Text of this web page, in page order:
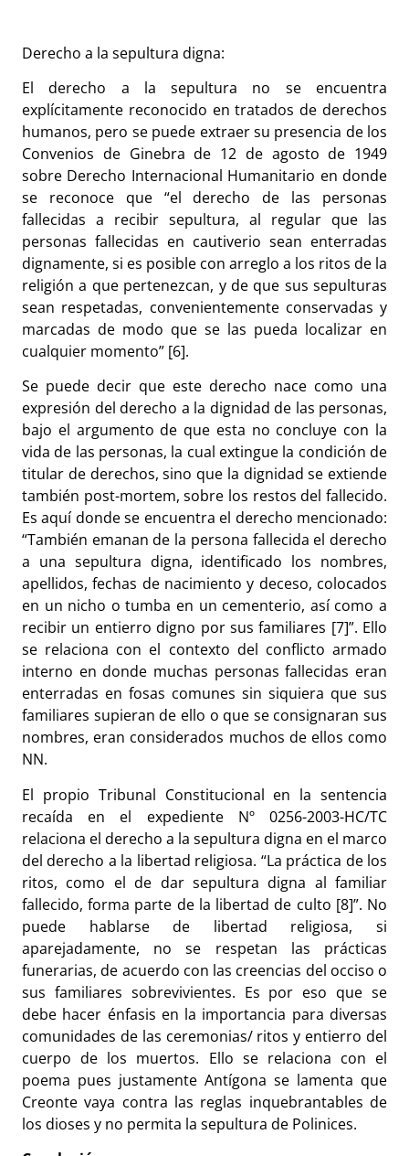
Derecho a la sepultura digna:
El derecho a la sepultura no se encuentra
explícitamente reconocido en tratados de derechos
humanos, pero se puede extraer su presencia de los
Convenios de Ginebra de 12 de agosto de 1949
sobre Derecho Internacional Humanitario en donde
se reconoce que “el derecho de las personas
fallecidas a recibir sepultura, al regular que las
personas fallecidas en cautiverio sean enterradas
dignamente, si es posible con arreglo a los ritos de la
religión a que pertenezcan, y de que sus sepulturas
sean respetadas, convenientemente conservadas y
marcadas de modo que se las pueda localizar en
cualquier momento” [6].
Se puede decir que este derecho nace como una
expresión del derecho a la dignidad de las personas,
bajo el argumento de que esta no concluye con la
vida de las personas, la cual extingue la condición de
titular de derechos, sino que la dignidad se extiende
también post-mortem, sobre los restos del fallecido.
Es aquí donde se encuentra el derecho mencionado:
“También emanan de la persona fallecida el derecho
a una sepultura digna, identificado los nombres,
apellidos, fechas de nacimiento y deceso, colocados
en un nicho o tumba en un cementerio, así como a
recibir un entierro digno por sus familiares [7]”. Ello
se relaciona con el contexto del conflicto armado
interno en donde muchas personas fallecidas eran
enterradas en fosas comunes sin siquiera que sus
familiares supieran de ello o que se consignaran sus
nombres, eran considerados muchos de ellos como
NN.
El propio Tribunal Constitucional en la sentencia
recaída en el expediente Nº 0256-2003-HC/TC
relaciona el derecho a la sepultura digna en el marco
del derecho a la libertad religiosa. “La práctica de los
ritos, como el de dar sepultura digna al familiar
fallecido, forma parte de la libertad de culto [8]”. No
puede hablarse de libertad religiosa, si
aparejadamente, no se respetan las prácticas
funerarias, de acuerdo con las creencias del occiso o
sus familiares sobrevivientes. Es por eso que se
debe hacer énfasis en la importancia para diversas
comunidades de las ceremonias/ ritos y entierro del
cuerpo de los muertos. Ello se relaciona con el
poema pues justamente Antígona se lamenta que
Creonte vaya contra las reglas inquebrantables de
los dioses y no permita la sepultura de Polinices.